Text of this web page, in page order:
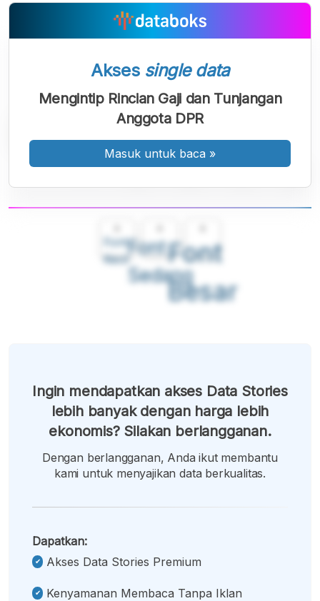
Font
Kecil
Font
Sedang
Font
Besar
Akses single data
Mengintip Rincian Gaji dan Tunjangan
Anggota DPR
Masuk untuk baca »
Ingin mendapatkan akses Data Stories
lebih banyak dengan harga lebih
ekonomis? Silakan berlangganan.
Dengan berlangganan, Anda ikut membantu
kami untuk menyajikan data berkualitas.
Dapatkan:
Akses Data Stories Premium
Kenyamanan Membaca Tanpa Iklan